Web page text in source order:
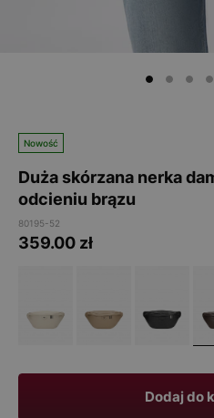
Nowość
Duża skórzana nerka
odcieniu brązu
80195-52
359.00 zł
Dodaj do